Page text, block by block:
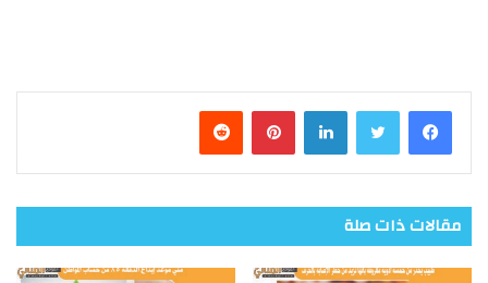
فيسبوك تويتر لينكدإن بينتيريست
مقالات ذات صلة